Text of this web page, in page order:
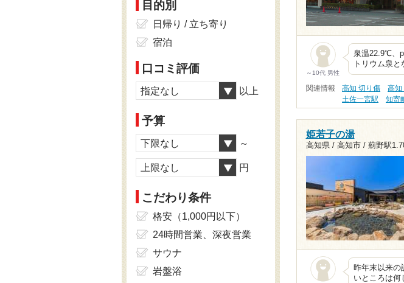
～10代 男性
泉温22.9℃、
トリウム泉
関連情報 高知 切り傷 高知
土佐一宮駅
知寄
姫若子の湯
高知県 / 高知市 / 薊野駅
昨年末以来の
いところは
目的別
日帰り / 立ち寄り
宿泊
口コミ評価
指定なし 以上
予算
下限なし ～
上限なし 円
こだわり条件
格安（1,000円以下）
24時間営業、深夜営業
サウナ
岩盤浴